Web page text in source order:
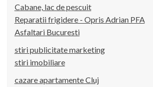
Cabane, lac de pescuit
Reparatii frigidere - Opris Adrian PFA
Asfaltari Bucuresti
stiri publicitate marketing
stiri imobiliare
cazare apartamente Cluj